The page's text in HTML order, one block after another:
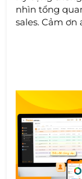
nhìn tổng
sales. Cảm ơn